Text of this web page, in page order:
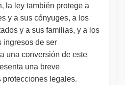
la ley también protege a
y a sus cónyuges, a los
y a sus familias, y a los
ingresos de ser
una conversión de este
una breve
legales.